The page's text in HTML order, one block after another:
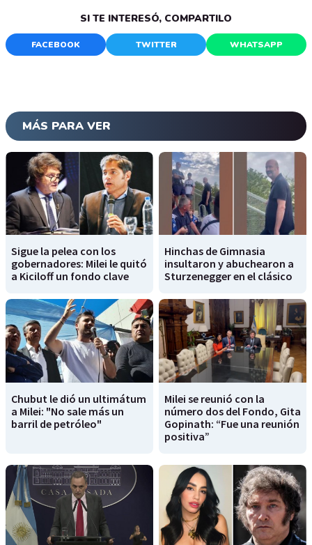
SI TE INTERESÓ, COMPARTILO
FACEBOOK TWITTER WHATSAPP
MÁS PARA VER
Sigue la pelea con los
gobernadores: Milei le quitó
a Kiciloff un fondo clave
Hinchas de Gimnasia
insultaron y abuchearon a
Sturzenegger en el clásico
Chubut le dió un ultimátum
a Milei: "No sale más un
barril de petróleo"
Milei se reunió con la
número dos del Fondo, Gita
Gopinath: “Fue una reunión
positiva”